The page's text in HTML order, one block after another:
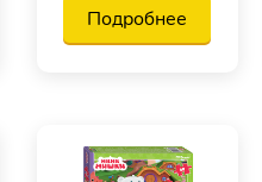
Подробнее